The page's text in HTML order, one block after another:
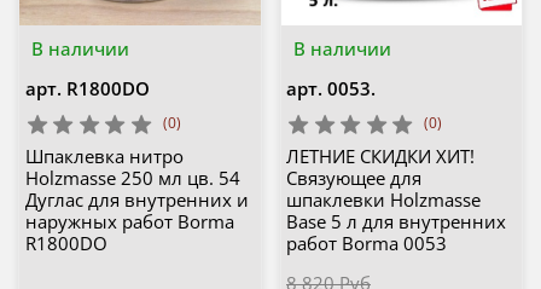
В наличии
арт. R1800DO
(0)
Шпаклевка нитро
Holzmasse 250 мл цв. 54
Дуглас для внутренних и
наружных работ Borma
R1800DO
В наличии
арт. 0053.
(0)
ЛЕТНИЕ СКИДКИ ХИТ!
Связующее для
шпаклевки Holzmasse
Base 5 л для внутренних
работ Borma 0053
8 820 Руб